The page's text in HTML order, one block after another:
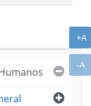
Abrir
+A
-A